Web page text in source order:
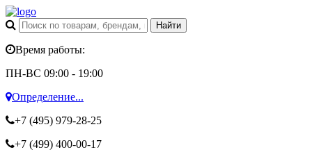
Время работы:
ПН-ВС 09:00 - 19:00
Определение...
+7 (495) 979-28-25
+7 (499) 400-00-17